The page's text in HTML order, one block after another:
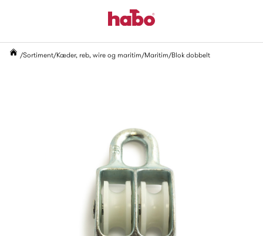
Sortiment Kæder, reb, wire og maritim Maritim Blok dobbelt